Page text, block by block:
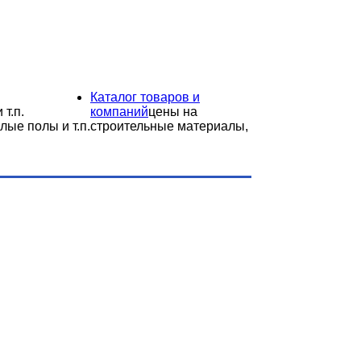
т.п.
полы и т.п.
Каталог товаров и
компанийцены на
строительные материалы,